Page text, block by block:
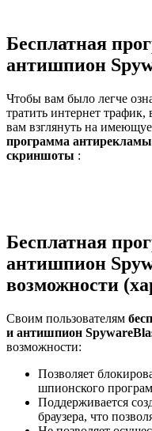
Бесплатная
антишпион
Чтобы вам было легче
тратить интернет
вам взглянуть на
программа
скриншоты :
Бесплатная
антишпион
возможности
Своим пользователям
и антишпион
возможности:
Позволяет
шпионского
Поддерживается
браузера, что